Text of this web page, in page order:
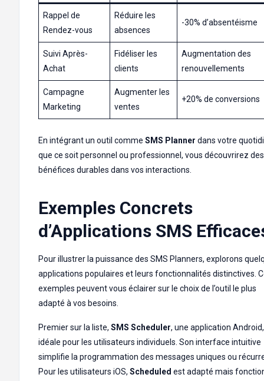
Rappel de
Rendez-vous
Réduire les
absences
-30% d’absentéisme
Suivi Après-
Achat
Fidéliser les
clients
Augmentation des
renouvellements
Campagne
Marketing
Augmenter les
ventes
+20% de conversions
En intégrant un outil comme SMS Planner dans votre
que ce soit personnel ou professionnel, vous découvrirez des
bénéfices durables dans vos interactions.
Exemples Concrets
d’Applications SMS
Pour illustrer la puissance des SMS Planners, explorons
applications populaires et leurs fonctionnalités distinctives.
exemples peuvent vous éclairer sur le choix de l’outil le plus
adapté à vos besoins.
Premier sur la liste, SMS Scheduler, une application
idéale pour les utilisateurs individuels. Son interface intuitive
simplifie la programmation des messages uniques ou
Pour les utilisateurs iOS, Scheduled est adapté mais